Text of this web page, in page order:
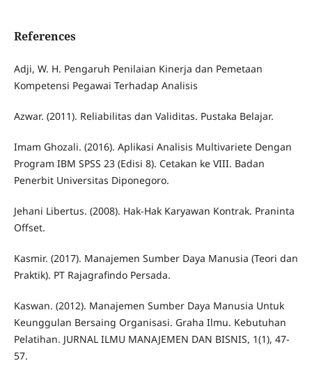
References
Adji, W. H. Pengaruh Penilaian Kinerja dan Pemetaan
Kompetensi Pegawai Terhadap Analisis
Azwar. (2011). Reliabilitas dan Validitas. Pustaka Belajar.
Imam Ghozali. (2016). Aplikasi Analisis Multivariete Dengan
Program IBM SPSS 23 (Edisi 8). Cetakan ke VIII. Badan
Penerbit Universitas Diponegoro.
Jehani Libertus. (2008). Hak-Hak Karyawan Kontrak. Praninta
Offset.
Kasmir. (2017). Manajemen Sumber Daya Manusia (Teori dan
Praktik). PT Rajagrafindo Persada.
Kaswan. (2012). Manajemen Sumber Daya Manusia Untuk
Keunggulan Bersaing Organisasi. Graha Ilmu. Kebutuhan
Pelatihan. JURNAL ILMU MANAJEMEN DAN BISNIS, 1(1), 47-
57.